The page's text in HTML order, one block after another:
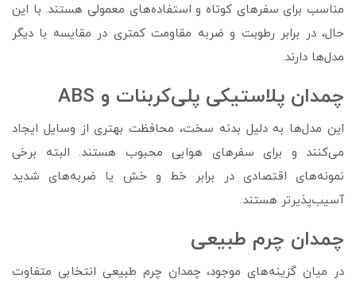
مناسب برای سفرهای کوتاه و استفاده‌های معمولی هستند. با این
حال، در برابر رطوبت و ضربه مقاومت کمتری در مقایسه با دیگر
مدل‌ها دارند.
چمدان پلاستیکی پلی‌کربنات و ABS
این مدل‌ها به دلیل بدنه سخت، محافظت بهتری از وسایل ایجاد
می‌کنند و برای سفرهای هوایی محبوب هستند. البته برخی
نمونه‌های اقتصادی در برابر خط و خش یا ضربه‌های شدید
آسیب‌پذیرتر هستند.
چمدان چرم طبیعی
در میان گزینه‌های موجود، چمدان چرم طبیعی انتخابی متفاوت